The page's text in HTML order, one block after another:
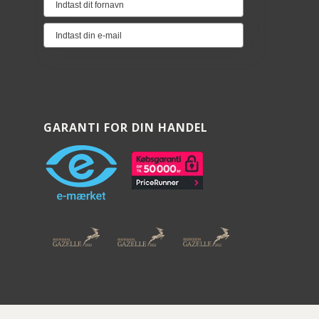
GARANTI FOR DIN HANDEL